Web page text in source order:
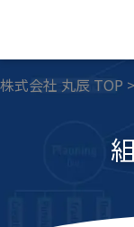
株式会社 丸辰 TOP >